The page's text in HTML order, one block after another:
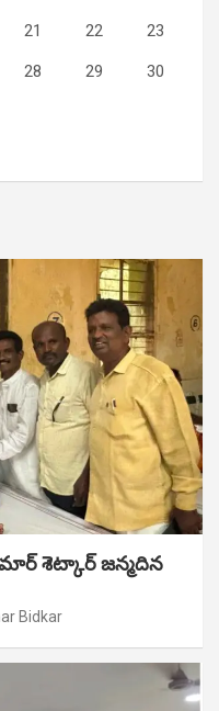
21 22 23
28 29 30
శెట్కార్ జన్మదిన
Bidkar